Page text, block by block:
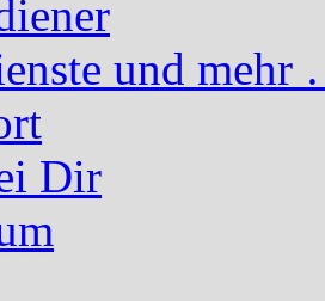
und mehr
Dir